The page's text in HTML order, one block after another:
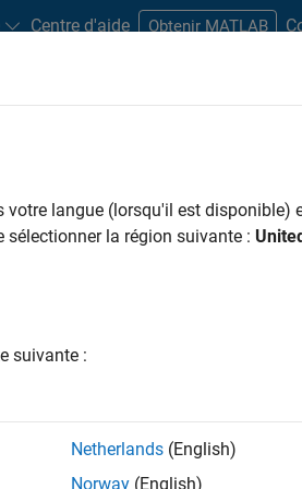
Centre d'aide Obtenir MATLAB
in various aerial
accuracy and high
langue (lorsqu'il est disponible)
sélectionner la région suivante :
suivante :
Netherlands (English)
Norway (English)